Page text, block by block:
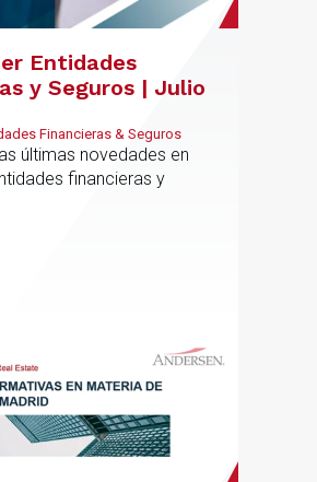
Entidades
y Seguros | Julio
Financieras & Seguros
últimas novedades en
financieras y